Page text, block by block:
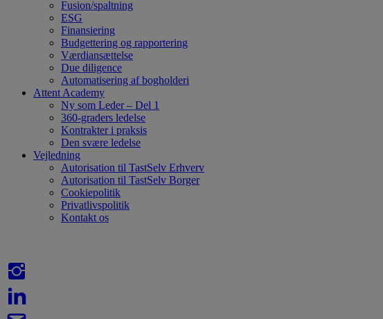
Fusion/spaltning
ESG
Finansiering
Budgettering og rapportering
Værdiansættelse
Due diligence
Automatisering af bogholderi
Attent Academy
Ny som Leder – Del 1
360-graders ledelse
Kontrakter i praksis
Den svære ledelse
Vejledning
Autorisation til TastSelv Erhverv
Autorisation til TastSelv Borger
Cookiepolitik
Privatlivspolitik
Kontakt os